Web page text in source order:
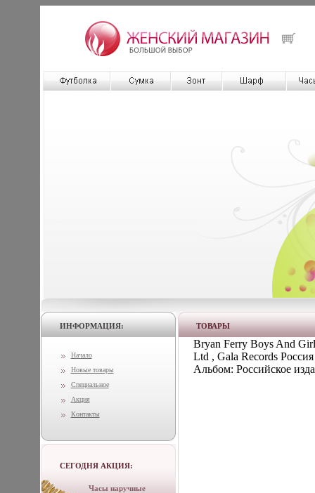
ИНФОРМАЦИЯ:
Начало
Новые товары
Специальное
Акция
Контакты
СЕГОДНЯ АКЦИЯ:
Часы наручные
ТОВАРЫ
Bryan Ferry Boys And
Ltd , Gala Records
Альбом: Российское